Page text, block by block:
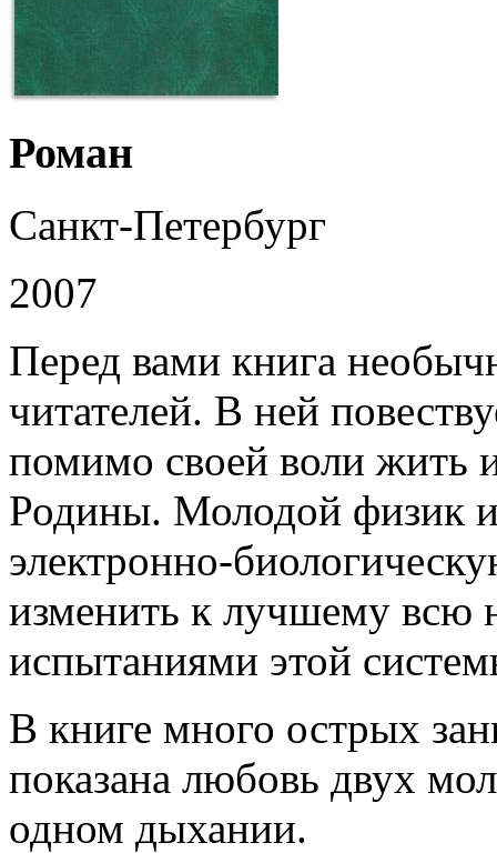
Роман
Санкт-Петербург
2007
Перед вами книга
читателей. В ней
помимо своей воли жить
Родины. Молодой физик и
электронно-
изменить к лучшему всю
испытаниями этой
В книге много острых
показана любовь двух
одном дыхании.